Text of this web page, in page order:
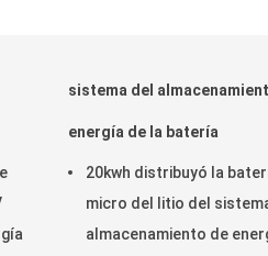
sistema del
energía de la batería
20kwh distribuyó la
micro del litio del
almacenamiento de